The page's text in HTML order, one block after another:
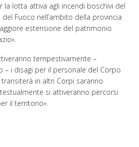
la lotta attiva agli incendi boschivi del
Fuoco nell’ambito della provincia
estensione del patrimonio
tempestivamente –
– i disagi per il personale del Corpo
in altri Corpi saranno
si attiveranno percorsi
il territorio».